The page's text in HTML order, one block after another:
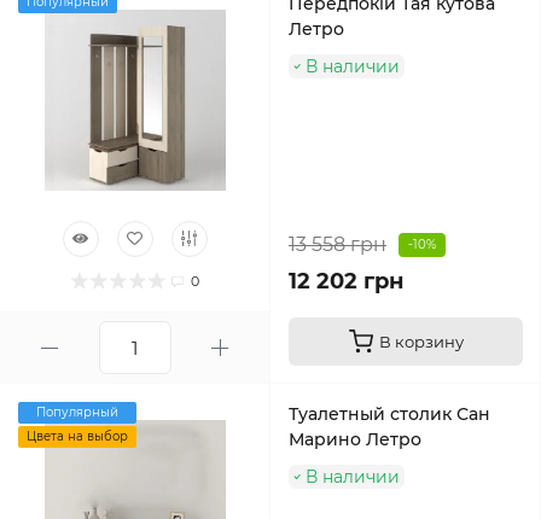
0
Летро
В наличии
13 558 грн -10%
12 202 грн
В корзину
Популярный
Цвета на выбор
Туалетный столик Сан
Марино Летро
В наличии